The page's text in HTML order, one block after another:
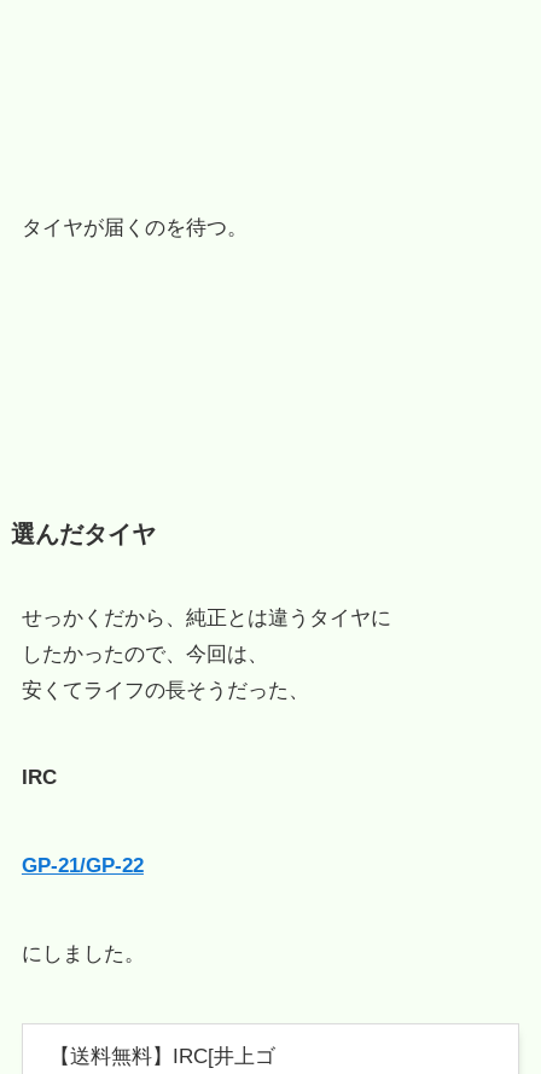
タイヤが届くのを待つ。
選んだタイヤ
せっかくだから、純正とは違うタイヤに
したかったので、今回は、
安くてライフの長そうだった、
IRC
GP-21/GP-22
にしました。
【送料無料】IRC[井上ゴ